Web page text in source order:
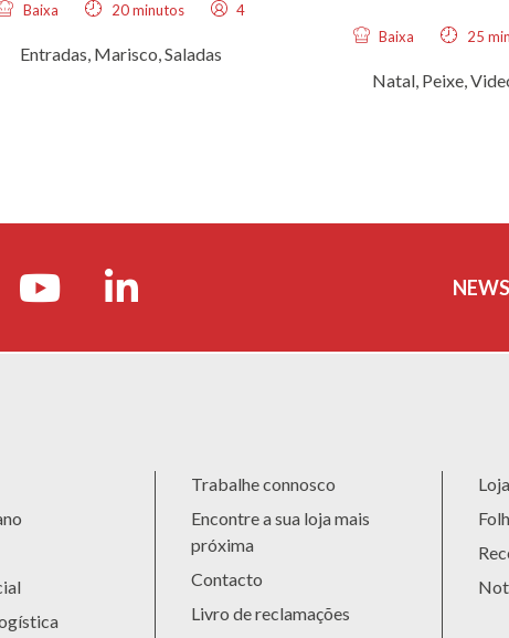
Baixa 20 minutos 4
Entradas, Marisco,Saladas
Baixa 25
Natal, Peixe,
Trabalhe connosco
Encontre a sua loja mais
próxima
Contacto
Livro de reclamações